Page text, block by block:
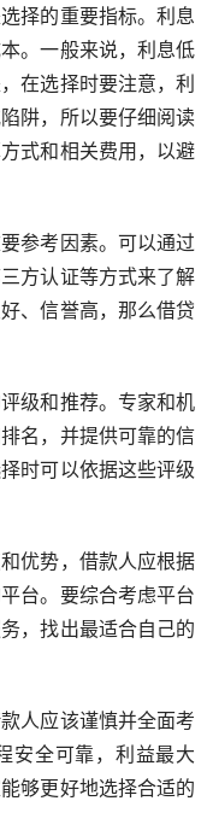
择的重要指标。利息
。一般来说，利息低
在选择时要注意，利
阱，所以要仔细阅读
式和相关费用，以避
参考因素。可以通过
方认证等方式来了解
、信誉高，那么借贷
级和推荐。专家和机
名，并提供可靠的信
时可以依据这些评级
优势，借款人应根据
台。要综合考虑平台
，找出最适合自己的
人应该谨慎并全面考
安全可靠，利益最大
够更好地选择合适的